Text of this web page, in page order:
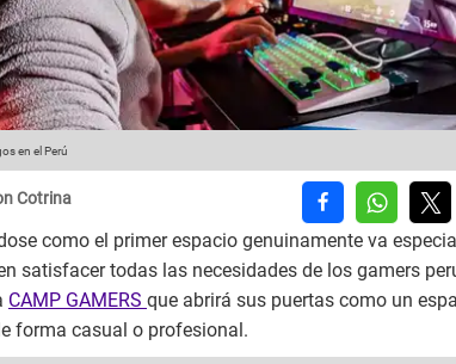
en el Perú
Cotrina
como el primer espacio genuinamente va
satisfacer todas las necesidades de los gamers
CAMP GAMERS que abrirá sus puertas como un
forma casual o profesional.